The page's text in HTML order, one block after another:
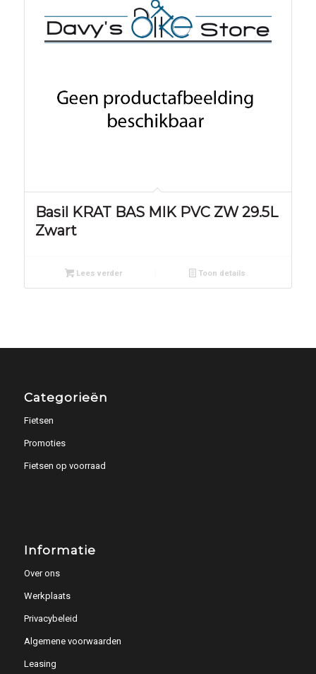
Basil KRAT BAS MIK PVC ZW 29.5L
Zwart
Lees verder Toon details
Categorieën
Fietsen
Promoties
Fietsen op voorraad
Informatie
Over ons
Werkplaats
Privacybeleid
Algemene voorwaarden
Leasing